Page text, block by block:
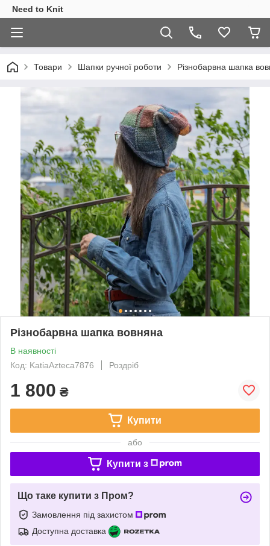
Need to Knit
Товари Шапки ручної роботи Різнобарвна шапка
Різнобарвна шапка вовняна
В наявності
Код: KatiaAzteca7876
Роздріб
1 800 ₴
Купити
або
Купити з
Що таке купити з Пром?
Замовлення під захистом
Доступна доставка